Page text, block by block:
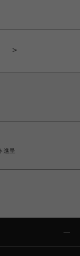
＞
進呈